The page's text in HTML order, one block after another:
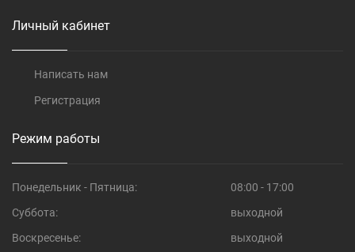
Личный кабинет
Написать нам
Регистрация
Режим работы
Понедельник - Пятница:
08:00 - 17:00
Суббота:
выходной
Воскресенье:
выходной